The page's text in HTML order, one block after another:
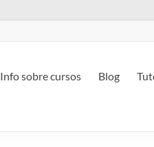
Info sobre cursos Blog